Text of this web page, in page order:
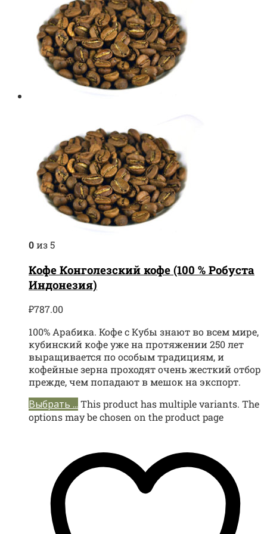
0из 5
Кофе Конголезский кофе (100 % Робуста
Индонезия)
₽787.00
100% Арабика. Кофе с Кубы знают во всем мире,
кубинский кофе уже на протяжении 250 лет
выращивается по особым традициям, и
кофейные зерна проходят очень жесткий отбор
прежде, чем попадают в мешок на экспорт.
Выбрать ... This product has multiple variants. The
options may be chosen on the product page